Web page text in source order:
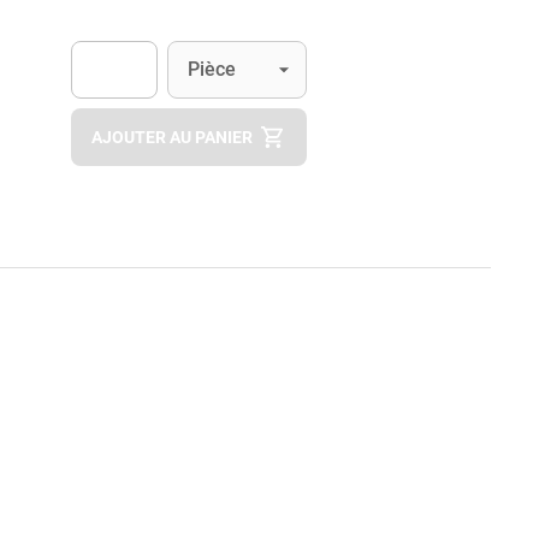
Apok.Product.Detail.AddToCart.Quantity
Unité
Pièce
AJOUTER AU PANIER